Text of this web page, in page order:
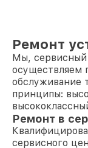
Ремонт
Мы, сервисный
осуществляем
обслуживание
принципы:
Ремонт в
сервисного